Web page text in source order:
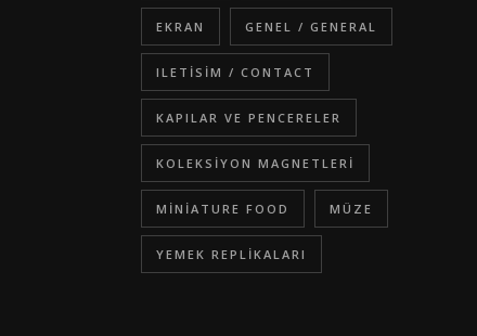
EKRAN GENEL / GENERAL
ILETISIM / CONTACT
KAPILAR VE PENCERELER
KOLEKSIYON MAGNETLERI
MINIATURE FOOD MÜZE
YEMEK REPLIKALARI